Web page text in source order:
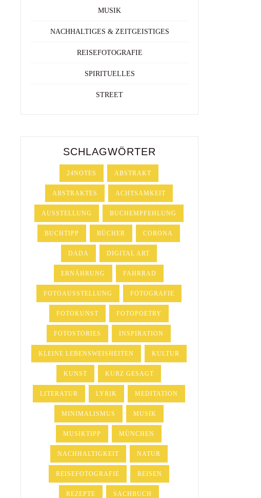
MUSIK
NACHHALTIGES & ZEITGEISTIGES
REISEFOTOGRAFIE
SPIRITUELLES
STREET
SCHLAGWÖRTER
24NOTES ABSTRAKT
ABSTRAKTES ACHTSAMKEIT
AUSSTELLUNG BUCHEMPFEHLUNG
BUCHTIPP BÜCHER CORONA
DADA DIGITAL ART
ERNÄHRUNG FAHRRAD
FOTOAUSSTELLUNG FOTOGRAFIE
FOTOKUNST FOTOPOETRY
FOTOSTORIES INSPIRATION
KLEINE LEBENSWEISHEITEN KULTUR
KUNST KURZ GESAGT
LITERATUR LYRIK MEDITATION
MINIMALISMUS MUSIK
MUSIKTIPP MÜNCHEN
NACHHALTIGKEIT NATUR
REISEFOTOGRAFIE REISEN
REZEPTE SACHBUCH